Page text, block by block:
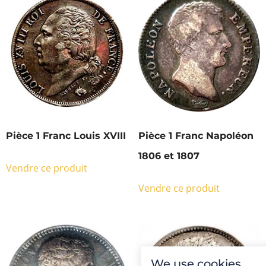
Pièce 1 Franc Louis XVIII
Vendre ce produit
Pièce 1 Franc Napoléon
1806 et 1807
Vendre ce produit